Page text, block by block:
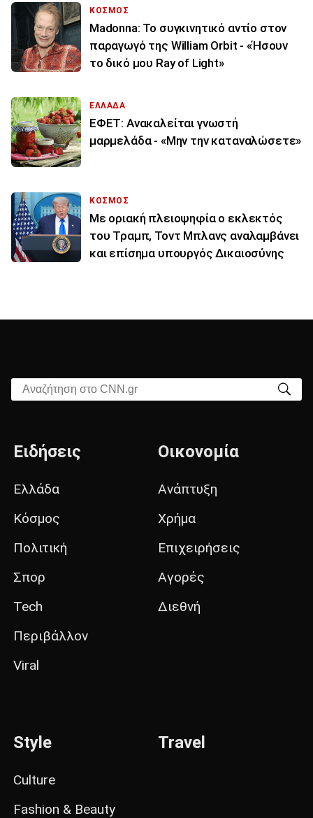
ΚΟΣΜΟΣ
Madonna: Το συγκινητικό αντίο στον
παραγωγό της William Orbit - «Ήσουν
το δικό μου Ray of Light»
ΕΛΛΑΔΑ
ΕΦΕΤ: Ανακαλείται γνωστή
μαρμελάδα - «Μην την καταναλώσετε»
ΚΟΣΜΟΣ
Με οριακή πλειοψηφία ο εκλεκτός
του Τραμπ, Τοντ Μπλανς αναλαμβάνει
και επίσημα υπουργός Δικαιοσύνης
Αναζήτηση στο CNN.gr
Ειδήσεις
Ελλάδα
Κόσμος
Πολιτική
Σπορ
Tech
Περιβάλλον
Viral
Οικονομία
Ανάπτυξη
Χρήμα
Επιχειρήσεις
Αγορές
Διεθνή
Style
Culture
Fashion & Beauty
Travel